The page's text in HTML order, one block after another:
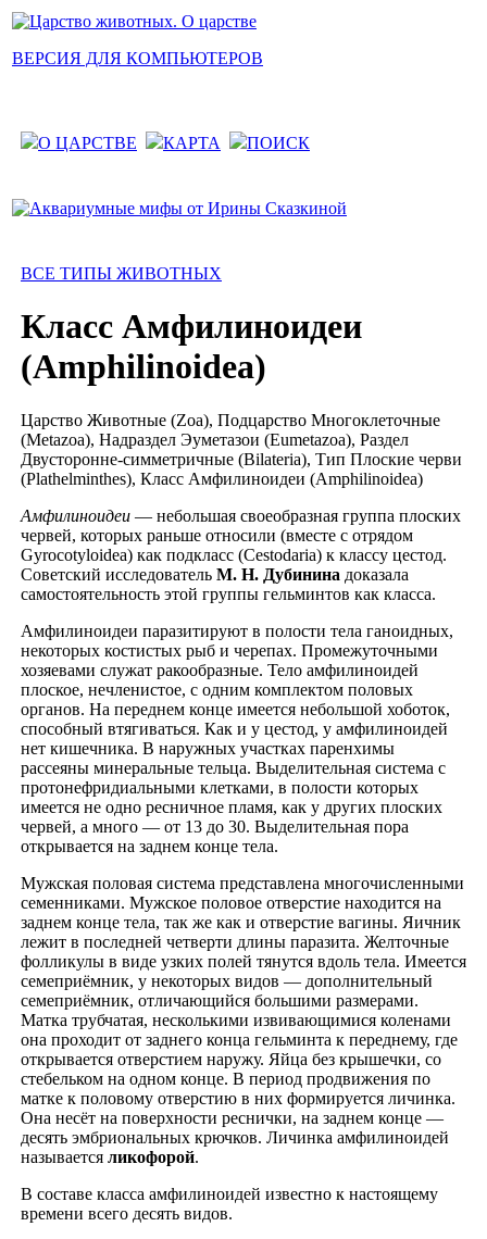
ВЕРСИЯ ДЛЯ КОМПЬЮТЕРОВ
О ЦАРСТВЕ КАРТА ПОИСК
ВСЕ ТИПЫ ЖИВОТНЫХ
Класс Амфилиноидеи
(Amphilinoidea)
Царство Животные (Zoa), Подцарство Многоклеточные
(Metazoa), Надраздел Эуметазои (Eumetazoa), Раздел
Двусторонне-симметричные (Bilateria), Тип Плоские черви
(Plathelminthes), Класс Амфилиноидеи (Amphilinoidea)
Амфилиноидеи — небольшая своеобразная группа плоских
червей, которых раньше относили (вместе с отрядом
Gyrocotyloidea) как подкласс (Cestodaria) к классу цестод.
Советский исследователь М. Н. Дубинина доказала
самостоятельность этой группы гельминтов как класса.
Амфилиноидеи паразитируют в полости тела ганоидных,
некоторых костистых рыб и черепах. Промежуточными
хозяевами служат ракообразные. Тело амфилиноидей
плоское, нечленистое, с одним комплектом половых
органов. На переднем конце имеется небольшой хоботок,
способный втягиваться. Как и у цестод, у амфилиноидей
нет кишечника. В наружных участках паренхимы
рассеяны минеральные тельца. Выделительная система с
протонефридиальными клетками, в полости которых
имеется не одно ресничное пламя, как у других плоских
червей, а много — от 13 до 30. Выделительная пора
открывается на заднем конце тела.
Мужская половая система представлена многочисленными
семенниками. Мужское половое отверстие находится на
заднем конце тела, так же как и отверстие вагины. Яичник
лежит в последней четверти длины паразита. Желточные
фолликулы в виде узких полей тянутся вдоль тела. Имеется
семеприёмник, у некоторых видов — дополнительный
семеприёмник, отличающийся большими размерами.
Матка трубчатая, несколькими извивающимися коленами
она проходит от заднего конца гельминта к переднему, где
открывается отверстием наружу. Яйца без крышечки, со
стебельком на одном конце. В период продвижения по
матке к половому отверстию в них формируется личинка.
Она несёт на поверхности реснички, на заднем конце —
десять эмбриональных крючков. Личинка амфилиноидей
называется ликофорой.
В составе класса амфилиноидей известно к настоящему
времени всего десять видов.